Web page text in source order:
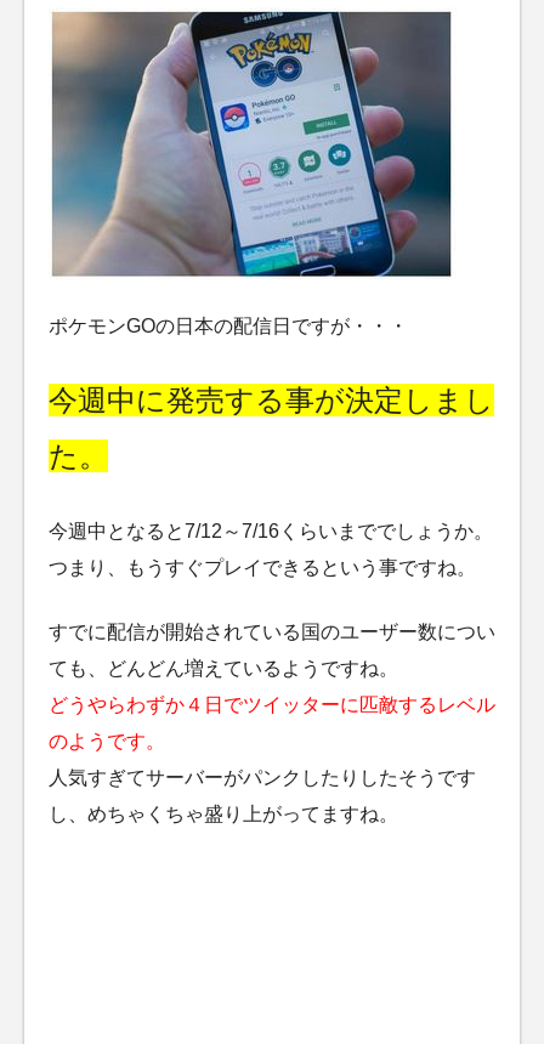
ポケモンGOの日本の配信日ですが・・・
今週中に発売する事が決定しまし
た。
今週中となると7/12～7/16くらいまででしょうか。
つまり、もうすぐプレイできるという事ですね。
すでに配信が開始されている国のユーザー数につい
ても、どんどん増えているようですね。
どうやらわずか４日でツイッターに匹敵するレベル
のようです。
人気すぎてサーバーがパンクしたりしたそうです
し、めちゃくちゃ盛り上がってますね。